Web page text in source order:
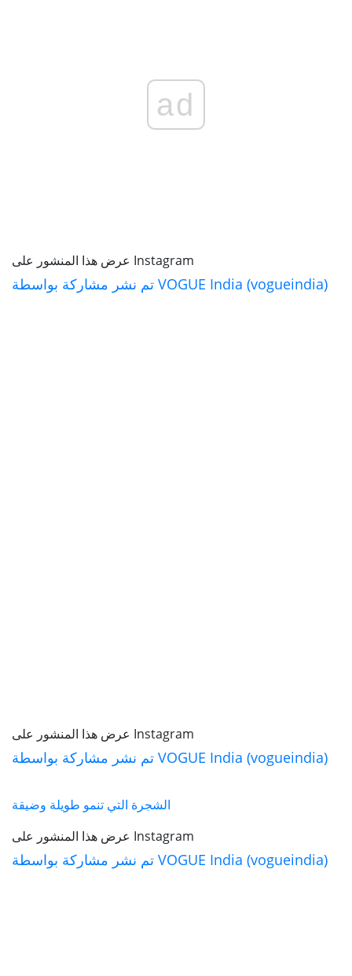
ad
عرض هذا المنشور على Instagram
تم نشر مشاركة بواسطة VOGUE India (vogueindia)
عرض هذا المنشور على Instagram
تم نشر مشاركة بواسطة VOGUE India (vogueindia)
الشجرة التي تنمو طويلة وضيقة
عرض هذا المنشور على Instagram
تم نشر مشاركة بواسطة VOGUE India (vogueindia)